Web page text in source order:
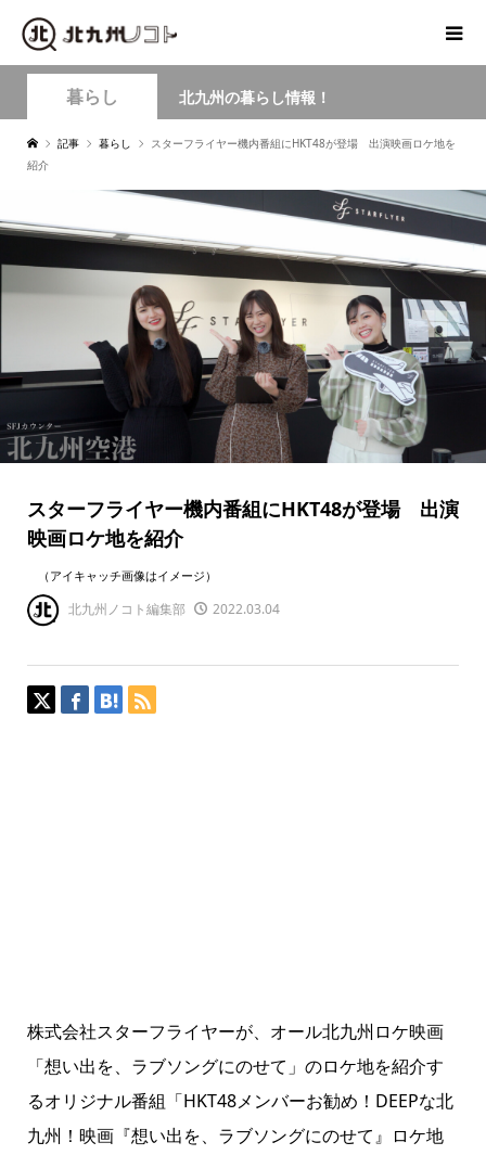
暮らし 北九州の暮らし情報！
記事 暮らし
スターフライヤー機内番組にHKT48が登場 出演映画ロケ地を
紹介
スターフライヤー機内番組にHKT48が登場 出演
映画ロケ地を紹介
（アイキャッチ画像はイメージ）
北九州ノコト編集部 2022.03.04
株式会社スターフライヤーが、オール北九州ロケ映画
「想い出を、ラブソングにのせて」のロケ地を紹介す
るオリジナル番組「HKT48メンバーお勧め！DEEPな北
九州！映画『想い出を、ラブソングにのせて』ロケ地